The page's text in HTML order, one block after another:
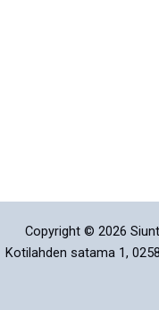
Copyright © 2026
Kotilahden satama 1,